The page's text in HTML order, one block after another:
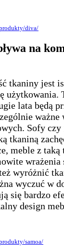
diva/
na
tkaniny jest
użytkowania.
lata będą
ważne
Sofy czy
tkaniną
meble z taką
wrażenia
wyróżnić
wyczuć w
się bardzo
design
samoa/